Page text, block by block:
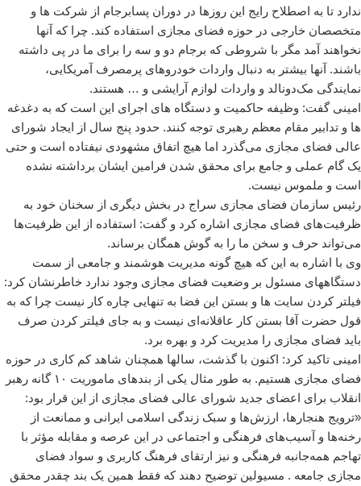
ندارد تا به اصطلاح رایج این روزها در دوران پسابرجام از شرکت ها و
متخصصان خارجی در حوزه فضای مجازی استفاده کند. چرا که آنها
نخواهند آمد مگر با شروطی که برجام دو و سه را برای ما در پی داشته
باشند. آنها بیشتر به دنبال واردات خودروهای پرمصرف آمریکایی،
نمایندگی مک‌دونالد و واردات لوازم آرایشی و … هستند.
امینی گفت: وظیفه حاکمیت و دستگاه های اجرای این است که به دغدغه
ها و تدابیر مقام معظم رهبری توجه کنند. حدود پنج سال از ایجاد شورای
عالی فضای مجازی می‌گذرد اما هیچ اتفاق مشهودی نیفتاده است و حتی
یک گام عملی و جامع برای محقق شدن فرامین ایشان برداشته نشده
است و ملموس نیست.
رئیس سازمان فضای مجازی سراج در بخش دیگری از سخنان خود به
ظرفیت‌های فضای مجازی اشاره کرد و گفت: استفاده از این ظرفیت‌ها
می‌تواند حرف و سخن ما را به گوش همگان برساند.
وی با اشاره به این که هیچ گونه مدیریت هوشمند و جامعی از سمت
دستگاههای مسئول بر وضعیت فضای مجازی وجود ندارد خاطرنشان کرد:
فیلتر کردن سایت ها و بستن این فضا به تنهایی چاره کار نیست چرا که به
قول حضرت آقا بستن کار عاقلانه‌ای نیست و به جای فیلتر کردن صرف
باید فضای مجازی را مدیریت کرد و بهره برد.
امینی تاکید کرد: اکنون با گذشت، سالها همچنان شاهد کم کاری در حوزه
فضای مجازی هستیم. به طور مثال یکی از بندهای ماموریت ۱۰ گانه رهبر
انقلاب برای اعضای جدید شورای عالی فضای مجازی از این قرار بود:
«ترویج هنجارها، ‌ارزش‌ها و سبک زندگی اسلامی ایرانی و ممانعت از
رخنه‌ها و آسیب‌های فرهنگی و اجتماعی در این عرصه و مقابله مؤثر با
تهاجم همه‌جانبه فرهنگی و نیز ارتقای فرهنگ کاربری و سواد فضای
مجازی جامعه . مسیولین توضیح دهند که فقط همین یک بند چقدر محقق